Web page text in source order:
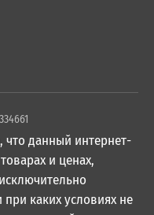
данный интернет-
и ценах,
каких условиях не